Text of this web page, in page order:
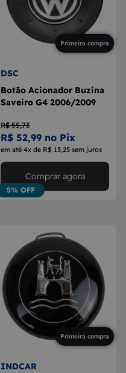
Primeira compra
DSC
Botão Acionador Buzina
Saveiro G4 2006/2009
R$ 55,73
R$ 52,99 no Pix
em até 4x de R$ 13,25 sem juros
5% OFF
Comprar agora
Primeira compra
INDCAR